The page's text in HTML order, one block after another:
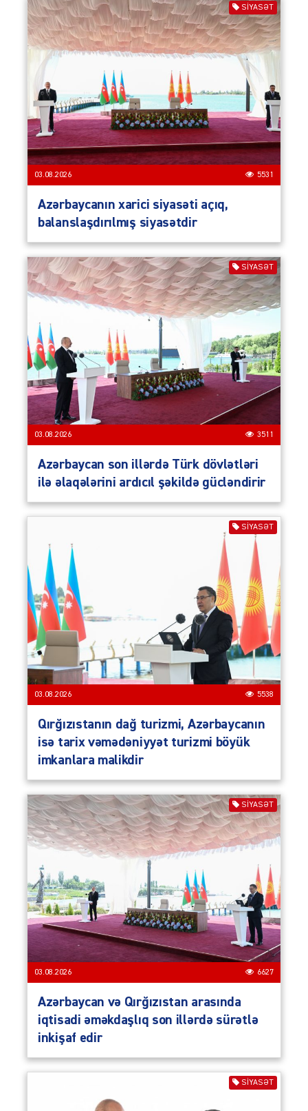
SIYASƏT
03.08.2026 5531
Azərbaycanın xarici siyasəti açıq,
balanslaşdırılmış siyasətdir
SIYASƏT
03.08.2026 3511
Azərbaycan son illərdə Türk dövlətləri
ilə əlaqələrini ardıcıl şəkildə gücləndirir
SIYASƏT
03.08.2026 5538
Qırğızıstanın dağ turizmi, Azərbaycanın
isə tarix vəmədəniyyət turizmi böyük
imkanlara malikdir
SIYASƏT
03.08.2026 6627
Azərbaycan və Qırğızıstan arasında
iqtisadi əməkdaşlıq son illərdə sürətlə
inkişaf edir
SIYASƏT